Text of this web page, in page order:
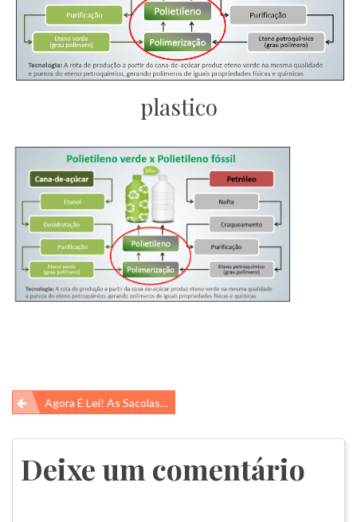
plastico
Navegação
de
Post
Agora É Lei! As Sacolas Plásticas Estão Proibidas
Deixe um comentário